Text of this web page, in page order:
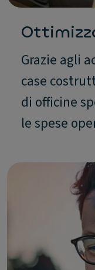
Grazie agli
case
di officine
le spese